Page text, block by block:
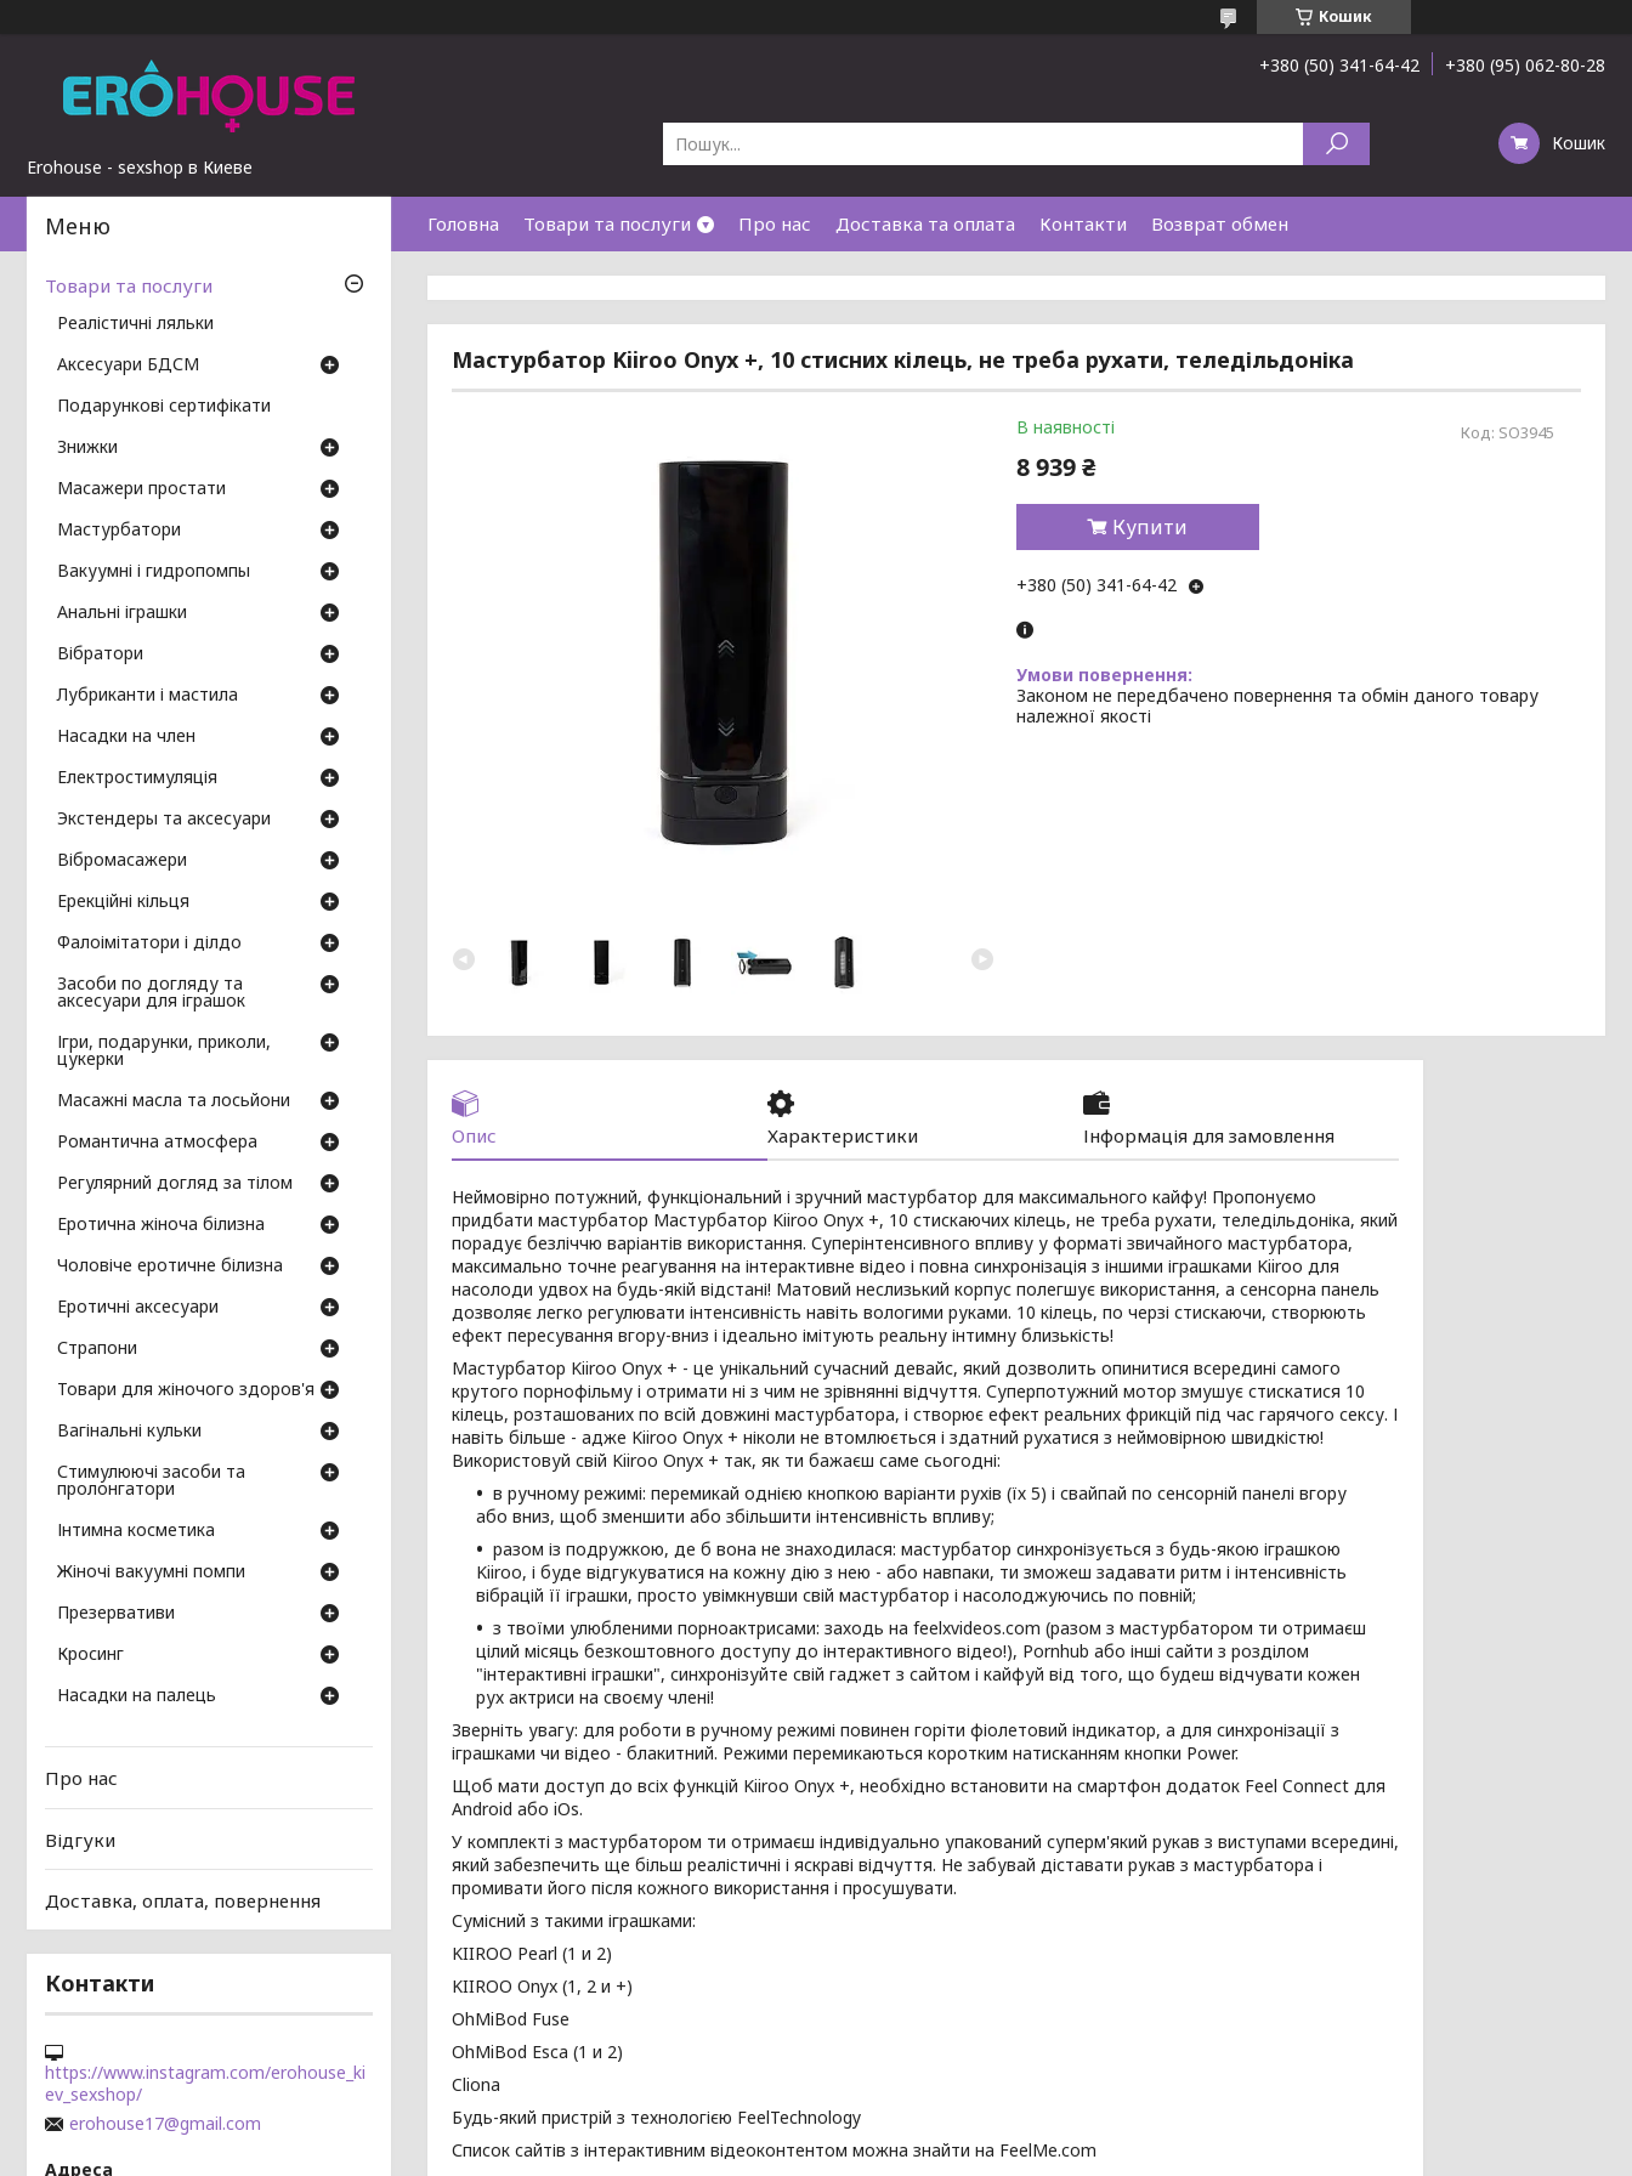
Кошик
Erohouse - sexshop в Киеве
+380 (50) 341-64-42 +380 (95) 062-80-28
Кошик
Головна Товари та послуги Про нас Доставка та оплата Контакти Возврат обмен
Мастурбатор Kiiroo Onyx +, 10 стисних кілець, не треба рухати, теледільдоніка
В наявності Код: SO3945
8 939 ₴
Купити
+380 (50) 341-64-42
Законом не передбачено повернення та обмін даного товару
належної якості
Опис Характеристики Інформація для замовлення
Неймовірно потужний, функціональний і зручний мастурбатор для максимального кайфу! Пропонуємо
придбати мастурбатор Мастурбатор Kiiroo Onyx +, 10 стискаючих кілець, не треба рухати, теледільдоніка, який
порадує безліччю варіантів використання. Суперінтенсивного впливу у форматі звичайного мастурбатора,
максимально точне реагування на інтерактивне відео і повна синхронізація з іншими іграшками Kiiroo для
насолоди удвох на будь-якій відстані! Матовий неслизький корпус полегшує використання, а сенсорна панель
дозволяє легко регулювати інтенсивність навіть вологими руками. 10 кілець, по черзі стискаючи, створюють
ефект пересування вгору-вниз і ідеально імітують реальну інтимну близькість!
Мастурбатор Kiiroo Onyx + - це унікальний сучасний девайс, який дозволить опинитися всередині самого
крутого порнофільму і отримати ні з чим не зрівнянні відчуття. Суперпотужний мотор змушує стискатися 10
кілець, розташованих по всій довжині мастурбатора, і створює ефект реальних фрикцій під час гарячого сексу. І
навіть більше - адже Kiiroo Onyx + ніколи не втомлюється і здатний рухатися з неймовірною швидкістю!
Використовуй свій Kiiroo Onyx + так, як ти бажаєш саме сьогодні:
в ручному режимі: перемикай однією кнопкою варіанти рухів (їх 5) і свайпай по сенсорній панелі вгору
або вниз, щоб зменшити або збільшити інтенсивність впливу;
разом із подружкою, де б вона не знаходилася: мастурбатор синхронізується з будь-якою іграшкою
Kiiroo, і буде відгукуватися на кожну дію з нею - або навпаки, ти зможеш задавати ритм і інтенсивність
вібрацій її іграшки, просто увімкнувши свій мастурбатор і насолоджуючись по повній;
з твоїми улюбленими порноактрисами: заходь на feelxvideos.com (разом з мастурбатором ти отримаєш
цілий місяць безкоштовного доступу до інтерактивного відео!), Pornhub або інші сайти з розділом
"інтерактивні іграшки", синхронізуйте свій гаджет з сайтом і кайфуй від того, що будеш відчувати кожен
рух актриси на своєму члені!
Зверніть увагу: для роботи в ручному режимі повинен горіти фіолетовий індикатор, а для синхронізації з
іграшками чи відео - блакитний. Режими перемикаються коротким натисканням кнопки Power.
Щоб мати доступ до всіх функцій Kiiroo Onyx +, необхідно встановити на смартфон додаток Feel Connect для
Android або iOs.
У комплекті з мастурбатором ти отримаєш індивідуально упакований суперм'який рукав з виступами всередині,
який забезпечить ще більш реалістичні і яскраві відчуття. Не забувай діставати рукав з мастурбатора і
промивати його після кожного використання і просушувати.
Сумісний з такими іграшками:
KIIROO Pearl (1 и 2)
KIIROO Onyx (1, 2 и +)
OhMiBod Fuse
OhMiBod Esca (1 и 2)
Cliona
Будь-який пристрій з технологією FeelTechnology
Список сайтів з інтерактивним відеоконтентом можна знайти на FeelMe.com
Товари та послуги
Реалістичні ляльки
Аксесуари БДСМ
Подарункові сертифікати
Знижки
Масажери простати
Мастурбатори
Вакуумні і гидропомпы
Анальні іграшки
Вібратори
Лубриканти і мастила
Насадки на член
Електростимуляція
Экстендеры та аксесуари
Вібромасажери
Ерекційні кільця
Фалоімітатори і ділдо
Засоби по догляду та
аксесуари для іграшок
Ігри, подарунки, приколи,
цукерки
Масажні масла та лосьйони
Романтична атмосфера
Регулярний догляд за тілом
Еротична жіноча білизна
Чоловіче еротичне білизна
Еротичні аксесуари
Страпони
Товари для жіночого здоров'я
Вагінальні кульки
Стимулюючі засоби та
пролонгатори
Інтимна косметика
Жіночі вакуумні помпи
Презервативи
Кросинг
Насадки на палець
Про нас
Відгуки
Доставка, оплата, повернення
Контакти
https://www.instagram.com/erohouse_ki
ev_sexshop/
erohouse17@gmail.com